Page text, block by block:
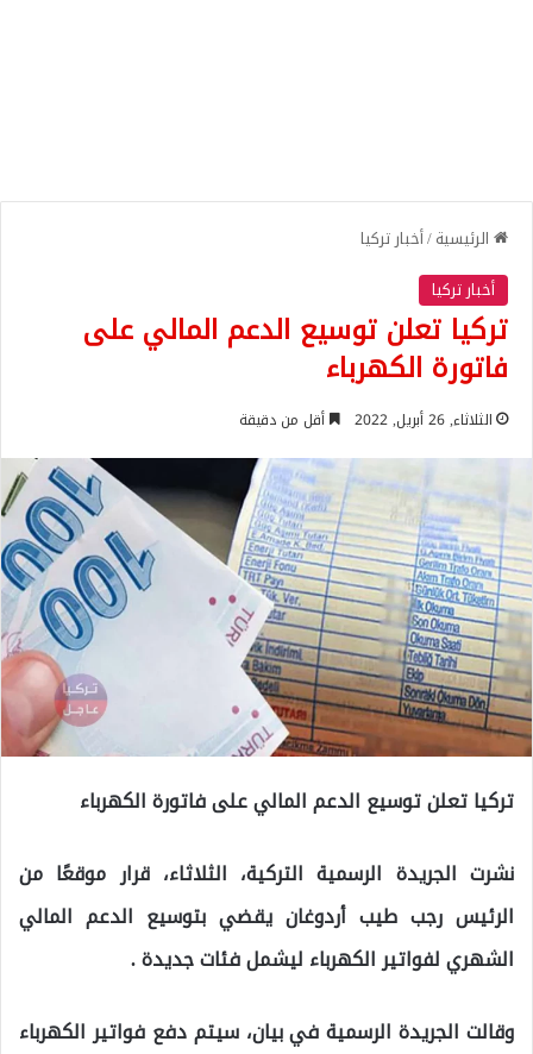
الرئيسية/أخبار تركيا
أخبار تركيا
تركيا تعلن توسيع الدعم المالي على
فاتورة الكهرباء
الثلاثاء, 26 أبريل, 2022 أقل من دقيقة
تركيا تعلن توسيع الدعم المالي على فاتورة الكهرباء
نشرت الجريدة الرسمية التركية، الثلاثاء، قرار موقعًا من
الرئيس رجب طيب أردوغان يقضي بتوسيع الدعم المالي
الشهري لفواتير الكهرباء ليشمل فئات جديدة .
وقالت الجريدة الرسمية في بيان، سيتم دفع فواتير الكهرباء